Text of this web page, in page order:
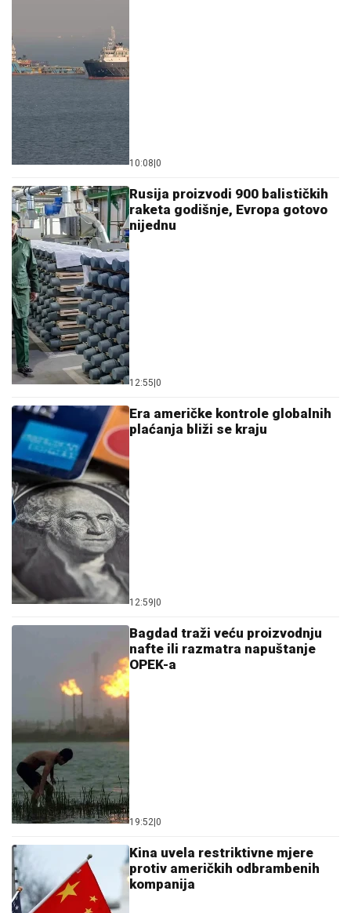
10:08 0
Rusija proizvodi 900 balističkih
raketa godišnje, Evropa gotovo
nijednu
12:55 0
Era američke kontrole globalnih
plaćanja bliži se kraju
12:59 0
Bagdad traži veću proizvodnju
nafte ili razmatra napuštanje
OPEK-a
19:52 0
Kina uvela restriktivne mjere
protiv američkih odbrambenih
kompanija